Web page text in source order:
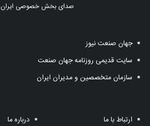
صدای بخش خصوصی ایران
جهان صنعت نیوز
سایت قدیمی روزنامه جهان صنعت
سازمان متخصصین و مدیران ایران
ارتباط با ما درباره ما